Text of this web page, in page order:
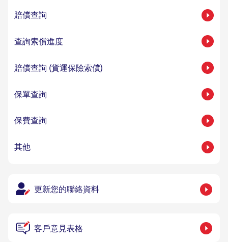
賠償查詢
查詢索償進度
賠償查詢 (貨運保險索償)
保單查詢
保費查詢
其他
更新您的聯絡資料
客戶意見表格